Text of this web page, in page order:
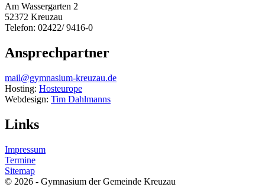
Am Wassergarten 2
52372 Kreuzau
Telefon: 02422/ 9416-0
Ansprechpartner
mail@gymnasium-kreuzau.de
Hosting: Hosteurope
Webdesign: Tim Dahlmanns
Links
Impressum
Termine
Sitemap
© 2026 - Gymnasium der Gemeinde Kreuzau